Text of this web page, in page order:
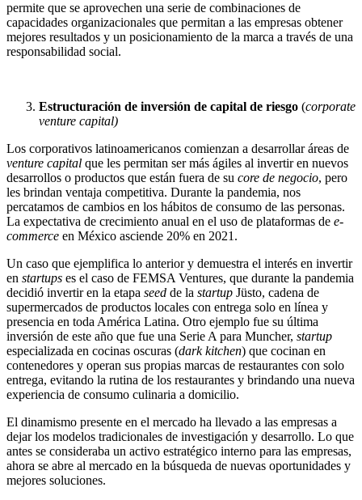
permite que se aprovechen una serie de combinaciones de
capacidades organizacionales que permitan a las empresas obtener
mejores resultados y un posicionamiento de la marca a través de una
responsabilidad social.
Estructuración de inversión de capital de riesgo (corporate
venture capital)
Los corporativos latinoamericanos comienzan a desarrollar áreas de
venture capital que les permitan ser más ágiles al invertir en nuevos
desarrollos o productos que están fuera de su core de negocio, pero
les brindan ventaja competitiva. Durante la pandemia, nos
percatamos de cambios en los hábitos de consumo de las personas.
La expectativa de crecimiento anual en el uso de plataformas de e-
commerce en México asciende 20% en 2021.
Un caso que ejemplifica lo anterior y demuestra el interés en invertir
en startups es el caso de FEMSA Ventures, que durante la pandemia
decidió invertir en la etapa seed de la startup Jüsto, cadena de
supermercados de productos locales con entrega solo en línea y
presencia en toda América Latina. Otro ejemplo fue su última
inversión de este año que fue una Serie A para Muncher, startup
especializada en cocinas oscuras (dark kitchen) que cocinan en
contenedores y operan sus propias marcas de restaurantes con solo
entrega, evitando la rutina de los restaurantes y brindando una nueva
experiencia de consumo culinaria a domicilio.
El dinamismo presente en el mercado ha llevado a las empresas a
dejar los modelos tradicionales de investigación y desarrollo. Lo que
antes se consideraba un activo estratégico interno para las empresas,
ahora se abre al mercado en la búsqueda de nuevas oportunidades y
mejores soluciones.